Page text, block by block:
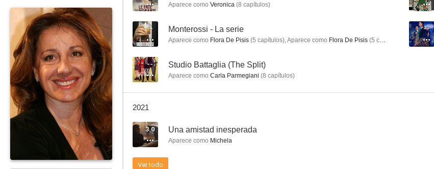
Tutti pazzi per amore
Aparece como Veronica (8 capítulos)
-- Monterossi - La serie
Aparece como Flora De Pisis (5 capítulos),Aparece como Flora De Pisis (5 capítulos
--
-- Studio Battaglia (The Split)
Aparece como Carla Parmegiani (8 capítulos)
2021
3.0 Una amistad inesperada
Aparece como Michela
Ver todo